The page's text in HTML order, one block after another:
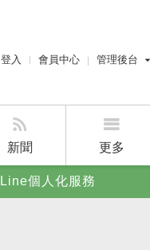
登入 會員中心 管理後台
屋主管理後台
新聞 更多
賣屋刊登
Line個人化服務